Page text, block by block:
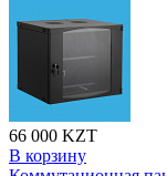
66 000 KZT
В корзину